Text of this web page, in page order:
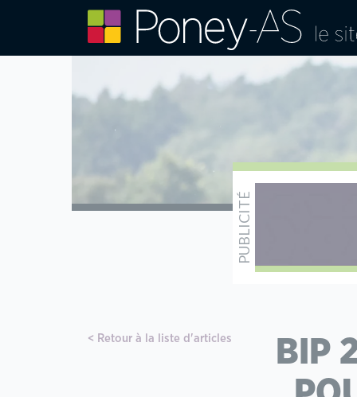
Retour à la liste d'articles
BIP